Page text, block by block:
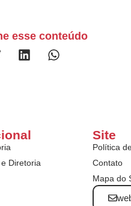
esse conteúdo
Diretoria
Site
Política
Contato
Mapa do